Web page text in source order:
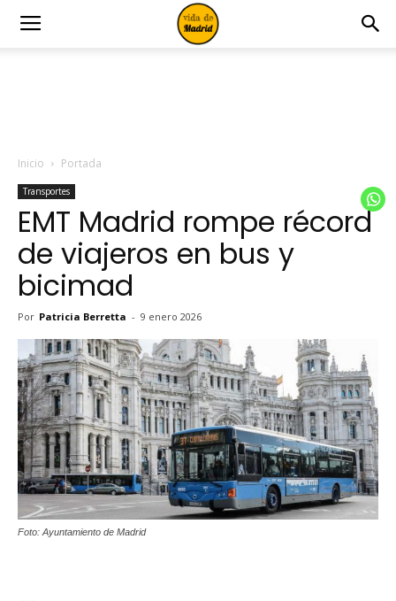
Inicio Portada
Transportes
EMT Madrid rompe récord
de viajeros en bus y
bicimad
Por Patricia Berretta - 9 enero 2026
Foto: Ayuntamiento de Madrid